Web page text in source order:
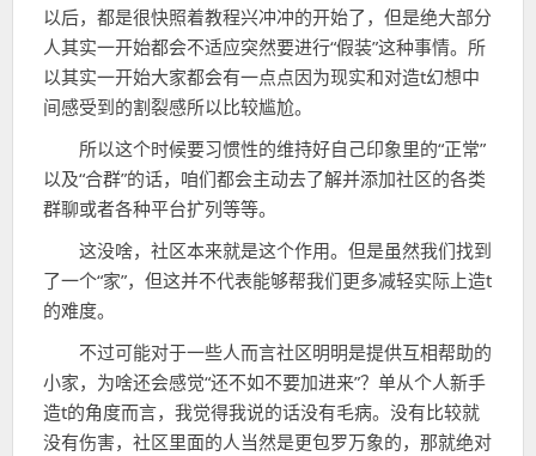
以后，都是很快照着教程兴冲冲的开始了，但是绝大部分
人其实一开始都会不适应突然要进行“假装”这种事情。所
以其实一开始大家都会有一点点因为现实和对造t幻想中
间感受到的割裂感所以比较尴尬。
所以这个时候要习惯性的维持好自己印象里的“正常”
以及“合群”的话，咱们都会主动去了解并添加社区的各类
群聊或者各种平台扩列等等。
这没啥，社区本来就是这个作用。但是虽然我们找到
了一个“家”，但这并不代表能够帮我们更多减轻实际上造t
的难度。
不过可能对于一些人而言社区明明是提供互相帮助的
小家，为啥还会感觉“还不如不要加进来”？单从个人新手
造t的角度而言，我觉得我说的话没有毛病。没有比较就
没有伤害，社区里面的人当然是更包罗万象的，那就绝对